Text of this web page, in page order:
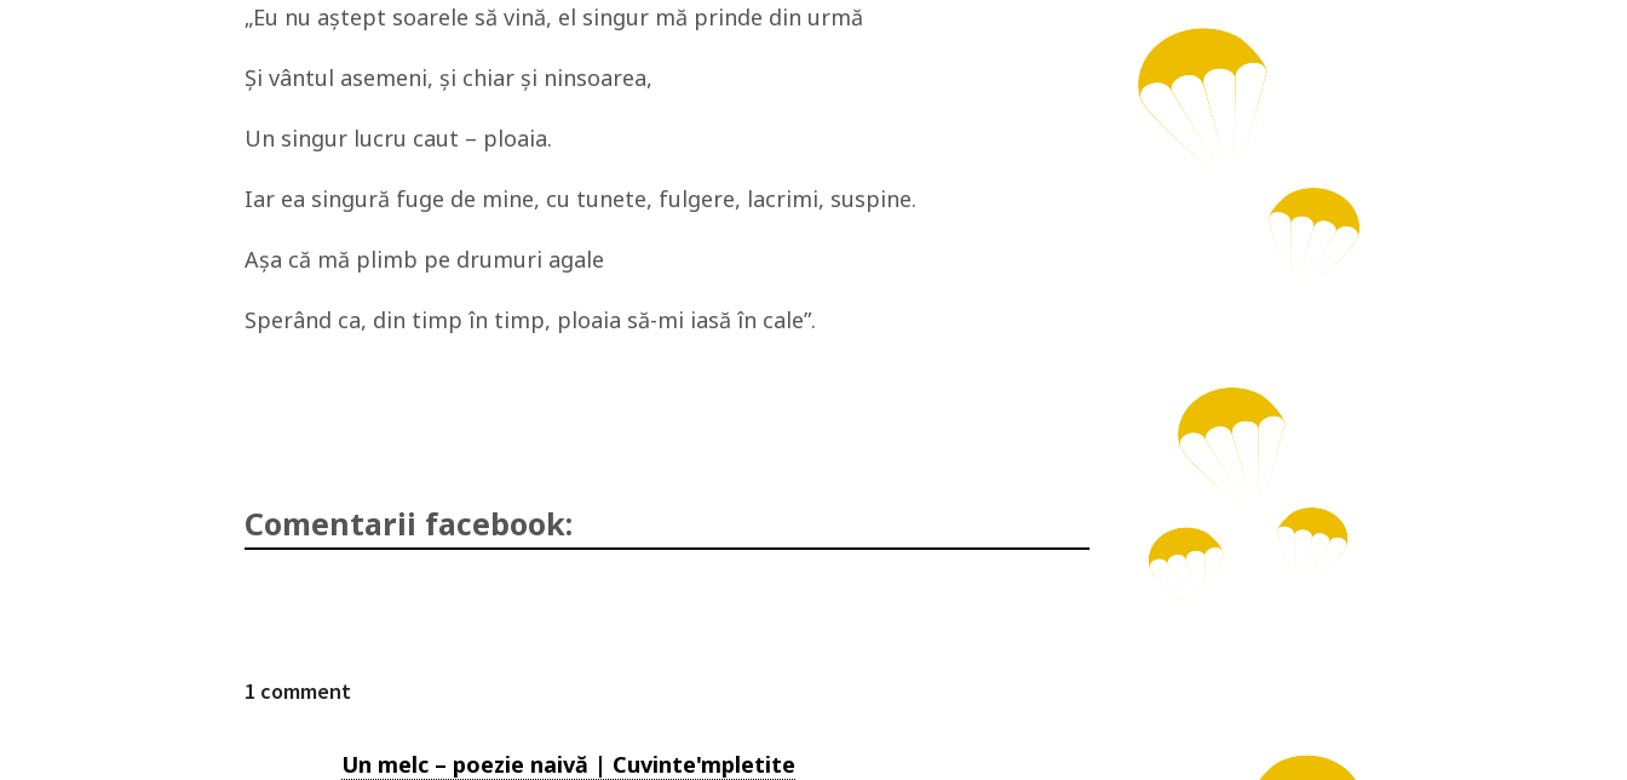
„Eu nu aştept soarele să vină, el singur mă prinde din urmă
Şi vântul asemeni, şi chiar şi ninsoarea,
Un singur lucru caut – ploaia.
Iar ea singură fuge de mine, cu tunete, fulgere, lacrimi, suspine.
Aşa că mă plimb pe drumuri agale
Sperând ca, din timp în timp, ploaia să-mi iasă în cale”.
Comentarii facebook:
1 comment
Un melc – poezie naivă | Cuvinte'mpletite